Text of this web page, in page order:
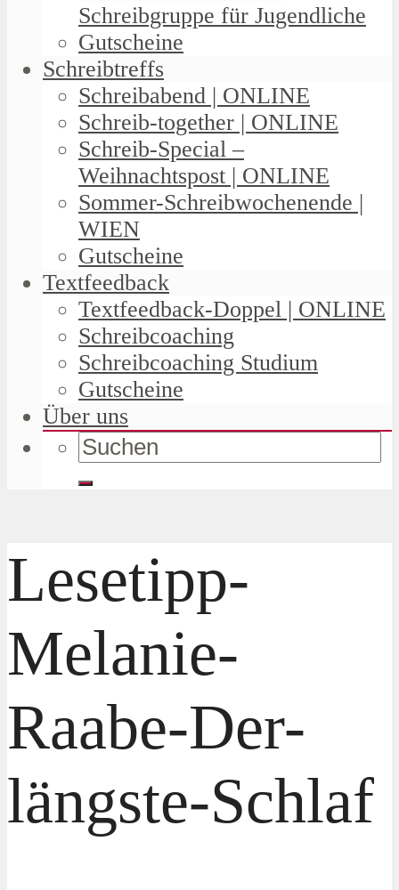
Schreibgruppe für Jugendliche
Gutscheine
Schreibtreffs
Schreibabend | ONLINE
Schreib-together | ONLINE
Schreib-Special –
Weihnachtspost | ONLINE
Sommer-Schreibwochenende |
WIEN
Gutscheine
Textfeedback
Textfeedback-Doppel | ONLINE
Schreibcoaching
Schreibcoaching Studium
Gutscheine
Über uns
Lesetipp-
Melanie-
Raabe-Der-
längste-Schlaf